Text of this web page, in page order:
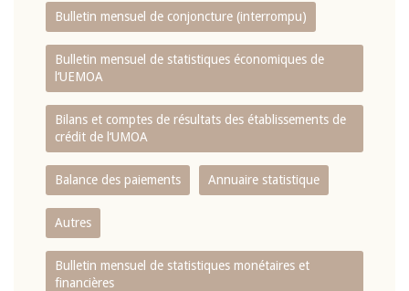
Bulletin mensuel de conjoncture (interrompu)
Bulletin mensuel de statistiques économiques de
l‘UEMOA
Bilans et comptes de résultats des établissements de
crédit de l‘UMOA
Balance des paiements Annuaire statistique
Autres
Bulletin mensuel de statistiques monétaires et
financières